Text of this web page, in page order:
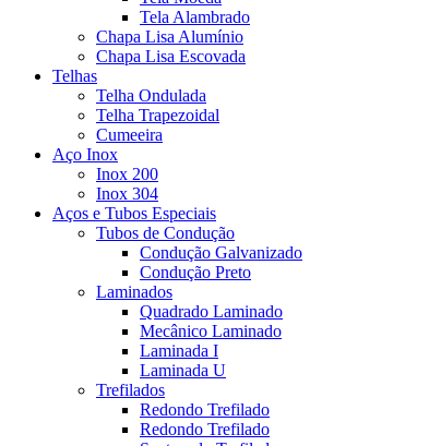
Tela Alambrado
Chapa Lisa Alumínio
Chapa Lisa Escovada
Telhas
Telha Ondulada
Telha Trapezoidal
Cumeeira
Aço Inox
Inox 200
Inox 304
Aços e Tubos Especiais
Tubos de Condução
Condução Galvanizado
Condução Preto
Laminados
Quadrado Laminado
Mecânico Laminado
Laminada I
Laminada U
Trefilados
Redondo Trefilado
Redondo Trefilado